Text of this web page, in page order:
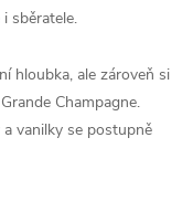
sběratele.
hloubka, ale zároveň si
Champagne.
vanilky se postupně